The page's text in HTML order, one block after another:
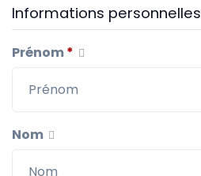
Informations personnelles
Prénom*
Nom